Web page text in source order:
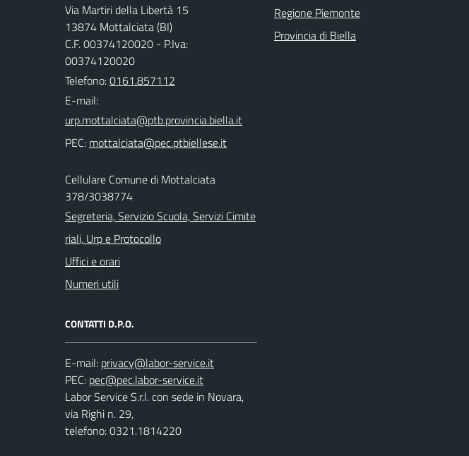
Via Martiri della Libertà 15
13874 Mottalciata (BI)
C.F. 00374120020 - P.Iva:
00374120020
Telefono:0161.857112
E-mail:
PEC:
Cellulare Comune di Mottalciata
378/3038774
Segreteria, Servizio Scuola, Servizi Cimite
riali, Urp e Protocollo
Uffici e orari
Numeri utili
CONTATTI D.P.O.
E-mail:
PEC:
Labor Service S.r.l. con sede in Novara,
via Righi n. 29,
telefono: 0321.1814220
Regione Piemonte
Provincia di Biella